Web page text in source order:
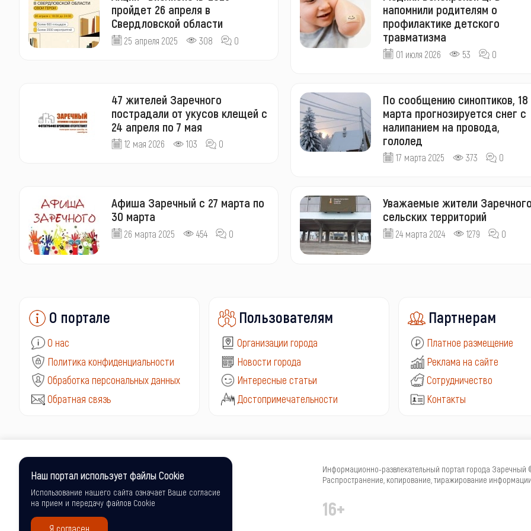
пройдет 26 апреля в
Свердловской области
25 апреля 2025 308 0
напомнили родителям о
профилактике детского
травматизма
01 июля 2026 53 0
47 жителей Заречного
пострадали от укусов клещей с
24 апреля по 7 мая
12 мая 2026 103 0
По сообщению синоптиков, 18
марта прогнозируется снег с
налипанием на провода,
гололед
17 марта 2025 373 0
Афиша Заречный с 27 марта по
30 марта
26 марта 2025 454 0
Уважаемые жители
сельских территорий
24 марта 2024 1279 0
О портале
О нас
Политика конфиденциальности
Обработка персональных данных
Обратная связь
Пользователям
Организации города
Новости города
Интересные статьи
Достопримечательности
Партнерам
Платное размещение
Реклама на сайте
Сотрудничество
Контакты
Информационно-развлекательный портал города
Распространение, копирование, тиражирование
16+
Наш портал использует файлы Cookie
Использование нашего сайта означает Ваше согласие
на прием и передачу файлов Cookie
Я согласен